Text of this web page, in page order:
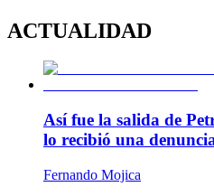
ACTUALIDAD
Así fue la salida de
lo recibió una
Fernando Mojica